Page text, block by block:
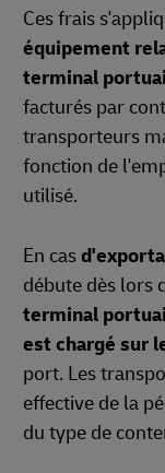
Ces frais
équipement
terminal
facturés par
transporteurs
fonction de
utilisé.
En cas
débute dès lors
terminal
est chargé sur
port. Les
effective de la
du type de